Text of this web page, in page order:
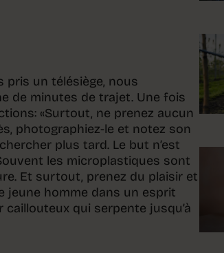
pris un télésiège, nous
de minutes de trajet. Une fois
«Surtout, ne prenez aucun
photographiez-le et notez son
plus tard. Le but n’est
les microplastiques sont
Et surtout, prenez du plaisir et
jeune homme dans un esprit
qui serpente jusqu’à